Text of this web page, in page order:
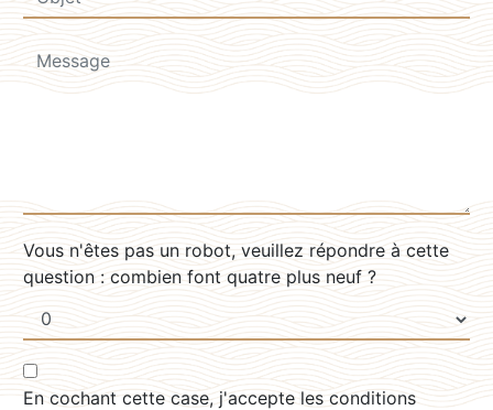
Vous n'êtes pas un robot, veuillez répondre à cette
question : combien font quatre plus neuf ?
En cochant cette case, j'accepte les conditions